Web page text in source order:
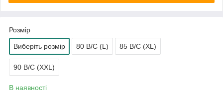
Розмір
Виберіть розмір 80 B/C (L) 85 B/C (XL)
90 B/C (XXL)
В наявності